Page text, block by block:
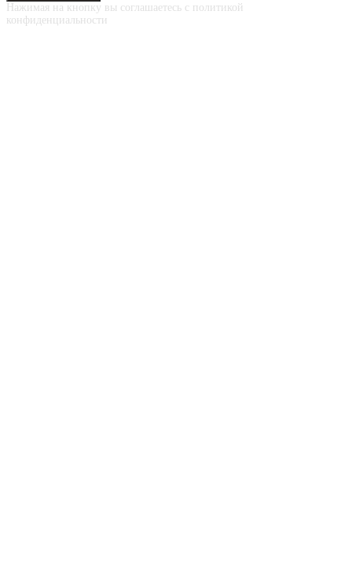
Нажимая на кнопку вы соглашаетесь с политикой
конфиденциальности